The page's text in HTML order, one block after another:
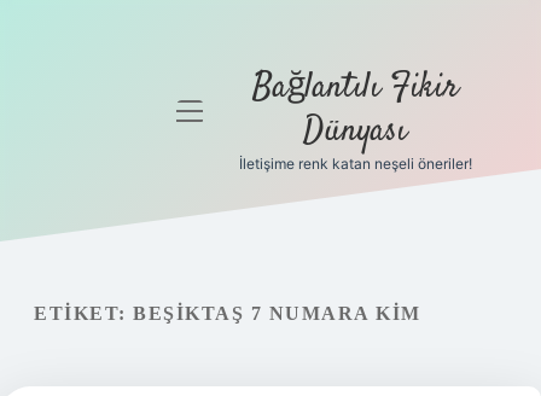
Gizlilik
Yasal Uyarı
Hakkımızda
menüyü
Bağlantılı Fikir
Dünyası
İletişime renk katan neşeli öneriler!
ETIKET: BEŞIKTAŞ 7 NUMARA KIM